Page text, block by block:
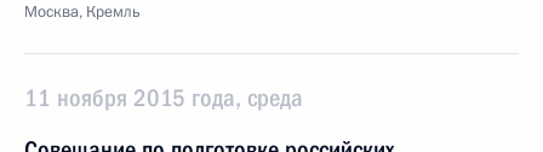
Москва, Кремль
11 ноября 2015 года, среда